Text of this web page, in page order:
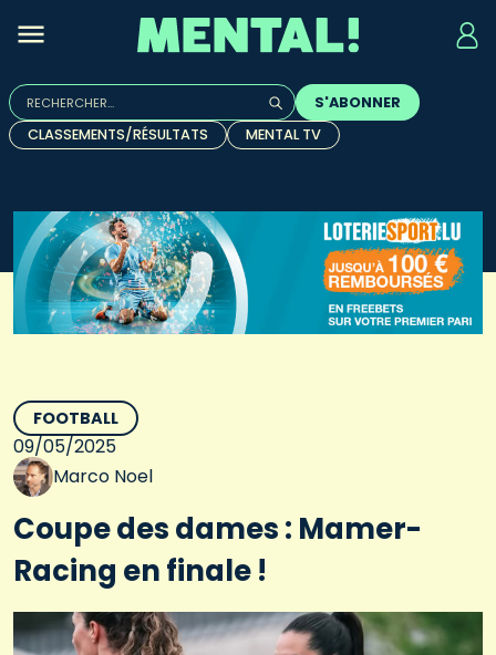
Rechercher :
Quand les résultats de l'auto-complétion sont
S'ABONNER
CLASSEMENTS/RÉSULTATS
MENTAL TV
FOOTBALL
09/05/2025
Marco Noel
Coupe des dames : Mamer-
Racing en finale !